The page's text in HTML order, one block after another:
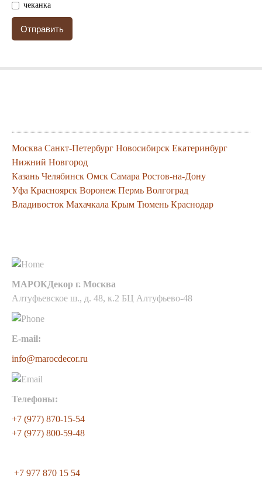
чеканка
Москва Санкт-Петербург Новосибирск Екатеринбург
Нижний Новгород
Казань Челябинск Омск Самара Ростов-на-Дону
Уфа Красноярск Воронеж Пермь Волгоград
Владивосток Махачкала Крым Тюмень Краснодар
МАРОКДекор г. Москва
Алтуфьевское ш., д. 48, к.2 БЦ Алтуфьево-48
E-mail:
info@marocdecor.ru
Телефоны:
+7 (977) 870-15-54
+7 (977) 800-59-48
+7 977 870 15 54